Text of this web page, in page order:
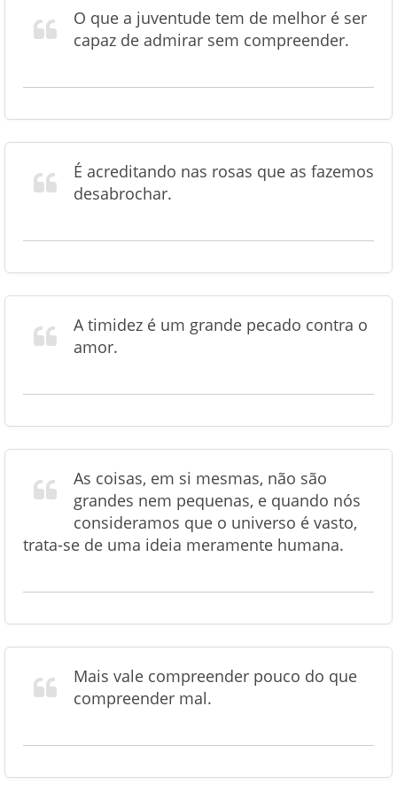
O que a juventude tem de melhor é ser
capaz de admirar sem compreender.
É acreditando nas rosas que as fazemos
desabrochar.
A timidez é um grande pecado contra o
amor.
As coisas, em si mesmas, não são
grandes nem pequenas, e quando nós
consideramos que o universo é vasto,
trata-se de uma ideia meramente humana.
Mais vale compreender pouco do que
compreender mal.